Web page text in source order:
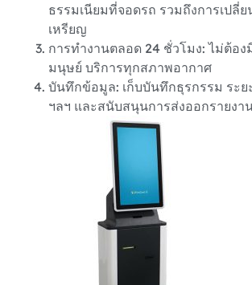
ธรรมเนียมที่จอดรถ รวมถึงการเปลี่ย
เหรียญ
การทำงานตลอด 24 ชั่วโมง: ไม่ต้อ
มนุษย์ บริการทุกสภาพอากาศ
บันทึกข้อมูล: เก็บบันทึกธุรกรรม ระย
ฯลฯ และสนับสนุนการส่งออกรายงา